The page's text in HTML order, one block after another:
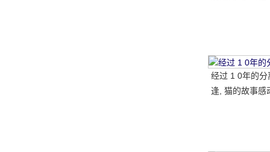
经过 1 0年的分
逢, 猫的故事感